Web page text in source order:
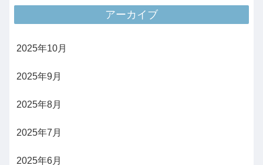
アーカイブ
2025年10月
2025年9月
2025年8月
2025年7月
2025年6月